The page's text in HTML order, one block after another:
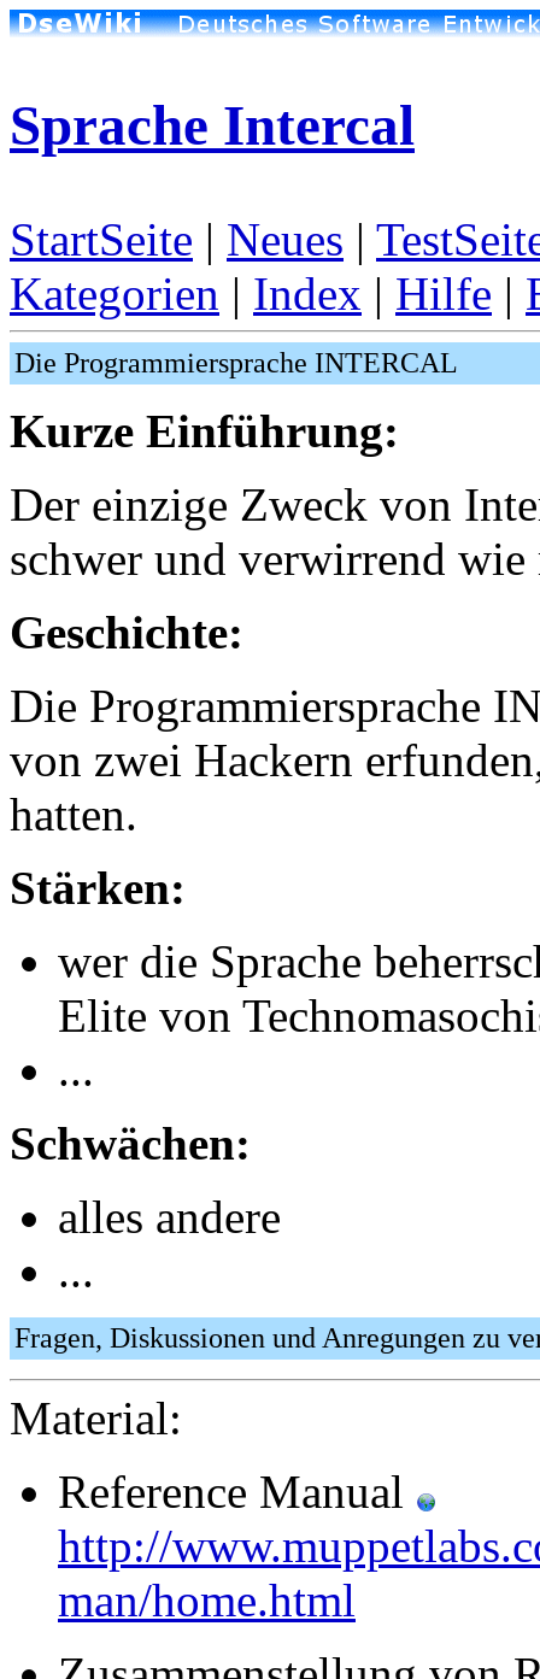
Sprache Intercal
StartSeite | Neues |
Kategorien | Index | Hilfe |
Die Programmiersprache INTERCAL
Kurze Einführung:
Der einzige Zweck von
schwer und verwirrend
Geschichte:
Die Programmiersprache
von zwei Hackern
hatten.
Stärken:
wer die Sprache
Elite von
...
Schwächen:
alles andere
...
Fragen, Diskussionen und Anregungen zu
Material:
Reference Manual
http://
man/home.html